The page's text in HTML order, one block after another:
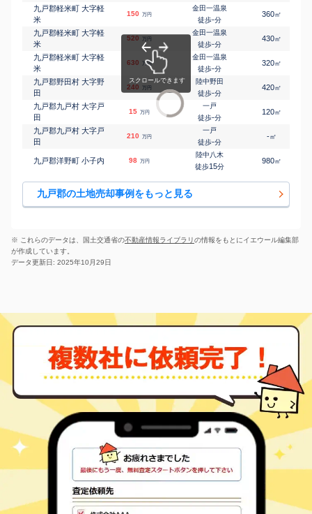
九戸郡軽米町 大字軽
米
150 万円
金田一温泉
徒歩-分
360㎡
九戸郡軽米町 大字軽
米
520 万円
金田一温泉
徒歩-分
430㎡
九戸郡軽米町 大字軽
米
630 万円
金田一温泉
徒歩-分
320㎡
九戸郡野田村 大字野
田
240 万円
陸中野田
徒歩-分
420㎡
九戸郡九戸村 大字戸
田
15 万円
一戸
徒歩-分
120㎡
九戸郡九戸村 大字戸
田
210 万円
一戸
徒歩-分
-㎡
九戸郡洋野町 小子内 98 万円
陸中八木
徒歩15分
980㎡
九戸郡の土地売却事例をもっと見る
※ これらのデータは、国土交通省の不動産情報ライブラリの情報をもとにイエウール編集部
が作成しています。
データ更新日: 2025年10月29日